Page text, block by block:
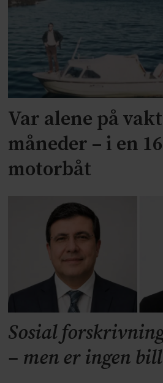
Var alene på
måneder – i en
motorbåt
Sosial
– men er ingen